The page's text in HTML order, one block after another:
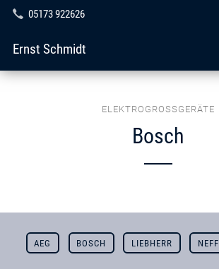
05173 922626
Ernst Schmidt
ELEKTROGROSSGERÄTE
Bosch
AEG BOSCH LIEBHERR NEFF